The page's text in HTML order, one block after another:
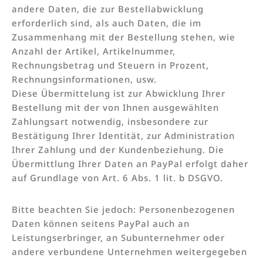
andere Daten, die zur Bestellabwicklung
erforderlich sind, als auch Daten, die im
Zusammenhang mit der Bestellung stehen, wie
Anzahl der Artikel, Artikelnummer,
Rechnungsbetrag und Steuern in Prozent,
Rechnungsinformationen, usw.
Diese Übermittelung ist zur Abwicklung Ihrer
Bestellung mit der von Ihnen ausgewählten
Zahlungsart notwendig, insbesondere zur
Bestätigung Ihrer Identität, zur Administration
Ihrer Zahlung und der Kundenbeziehung. Die
Übermittlung Ihrer Daten an PayPal erfolgt daher
auf Grundlage von Art. 6 Abs. 1 lit. b DSGVO.
Bitte beachten Sie jedoch: Personenbezogenen
Daten können seitens PayPal auch an
Leistungserbringer, an Subunternehmer oder
andere verbundene Unternehmen weitergegeben